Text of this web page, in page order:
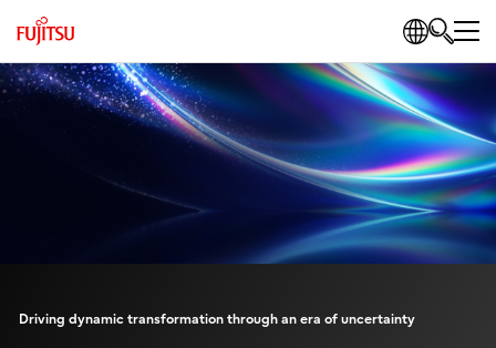
Driving dynamic transformation through an era of uncertainty